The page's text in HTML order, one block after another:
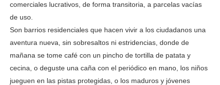
comerciales lucrativos, de forma transitoria, a parcelas vacías
de uso.
Son barrios residenciales que hacen vivir a los ciudadanos una
aventura nueva, sin sobresaltos ni estridencias, donde de
mañana se tome café con un pincho de tortilla de patata y
cecina, o deguste una caña con el periódico en mano, los niños
jueguen en las pistas protegidas, o los maduros y jóvenes